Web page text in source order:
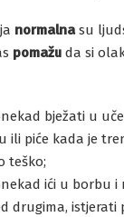
normalnasu
pomažu da si
bježati u
ili piće kada je
teško;
ići u borbu i
drugima, istjerati